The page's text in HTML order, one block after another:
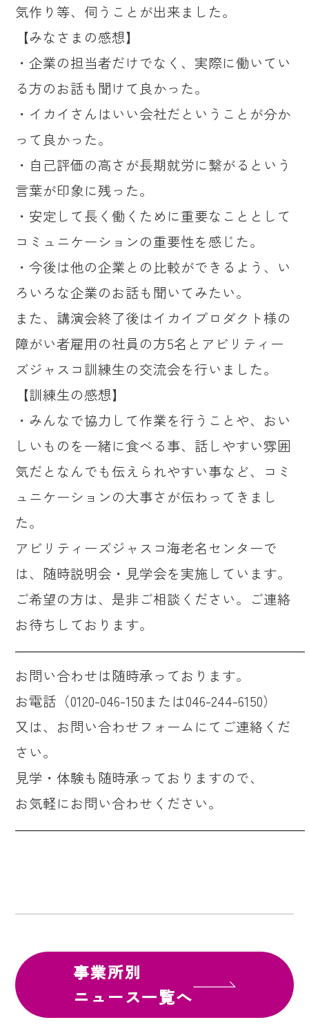
気作り等、伺うことが出来ました。
【みなさまの感想】
・企業の担当者だけでなく、実際に働いてい
る方のお話も聞けて良かった。
・イカイさんはいい会社だということが分か
って良かった。
・自己評価の高さが長期就労に繋がるという
言葉が印象に残った。
・安定して長く働くために重要なこととして
コミュニケーションの重要性を感じた。
・今後は他の企業との比較ができるよう、い
ろいろな企業のお話も聞いてみたい。
また、講演会終了後はイカイプロダクト様の
障がい者雇用の社員の方5名とアビリティー
ズジャスコ訓練生の交流会を行いました。
【訓練生の感想】
・みんなで協力して作業を行うことや、おい
しいものを一緒に食べる事、話しやすい雰囲
気だとなんでも伝えられやすい事など、コミ
ュニケーションの大事さが伝わってきまし
た。
アビリティーズジャスコ海老名センターで
は、随時説明会・見学会を実施しています。
ご希望の方は、是非ご相談ください。ご連絡
お待ちしております。
―――――――――――――――――――――
お問い合わせは随時承っております。
お電話（0120-046-150または046-244-6150）
又は、お問い合わせフォームにてご連絡くだ
さい。
見学・体験も随時承っておりますので、
お気軽にお問い合わせください。
―――――――――――――――――――――
事業所別
ニュース一覧へ